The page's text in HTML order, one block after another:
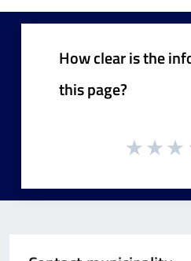
How clear is the
this page?